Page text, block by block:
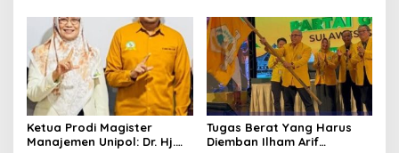
TNI-Polri
Ketua Prodi Magister
Manajemen Unipol: Dr. Hj.
Tugas Berat Yang Harus
Diemban Ilham Arif